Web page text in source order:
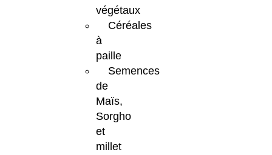
végétaux
Céréales
à
paille
Semences
de
Maïs,
Sorgho
et
millet